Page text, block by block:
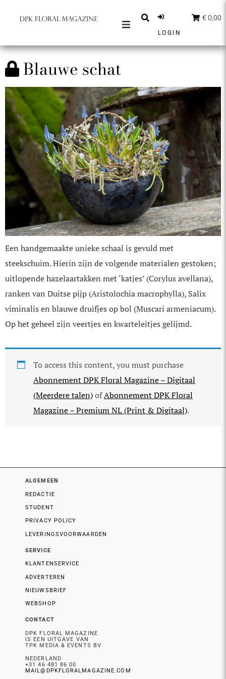
PARTNERS
SHOP
NEDERLANDS
ABONNEER
LOGIN
€ 0,00
Blauwe schat
Een handgemaakte unieke schaal is gevuld met
steekschuim. Hierin zijn de volgende materialen gestoken;
uitlopende hazelaartakken met ‘katjes’ (Corylus avellana),
ranken van Duitse pijp (Aristolochia macrophylla), Salix
viminalis en blauwe druifjes op bol (Muscari armeniacum).
Op het geheel zijn veertjes en kwarteleitjes gelijmd.
To access this content, you must purchase
Abonnement DPK Floral Magazine – Digitaal
(Meerdere talen)ofAbonnement DPK Floral
Magazine – Premium NL (Print & Digitaal).
ALGEMEEN
REDACTIE
STUDENT
PRIVACY POLICY
LEVERINGSVOORWAARDEN
SERVICE
KLANTENSERVICE
ADVERTEREN
NIEUWSBRIEF
WEBSHOP
CONTACT
DPK FLORAL MAGAZINE
IS EEN UITGAVE VAN
TPK MEDIA & EVENTS BV
NEDERLAND
+31 46 481 86 00
MAIL@DPKFLORALMAGAZINE.COM